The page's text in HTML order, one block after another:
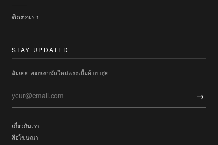
ติดต่อเรา
STAY UPDATED
อัปเดต คอลเลกชันใหม่และเนื้อผ้าล่าสุด
→
เกี่ยวกับเรา
สื่อโฆษณา